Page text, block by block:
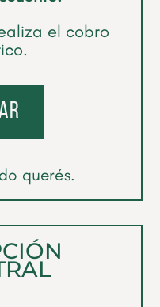
el cobro
querés.